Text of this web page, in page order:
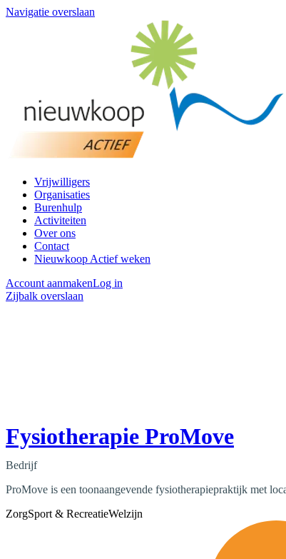
Navigatie overslaan
Vrijwilligers
Organisaties
Burenhulp
Activiteiten
Over ons
Contact
Nieuwkoop Actief weken
Account aanmakenLog in
Zijbalk overslaan
Fysiotherapie ProMove
Bedrijf
ProMove is een toonaangevende fysiotherapiepraktijk met
ZorgSport & RecreatieWelzijn